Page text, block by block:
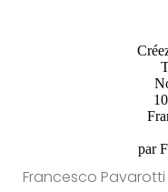
par
Francesco